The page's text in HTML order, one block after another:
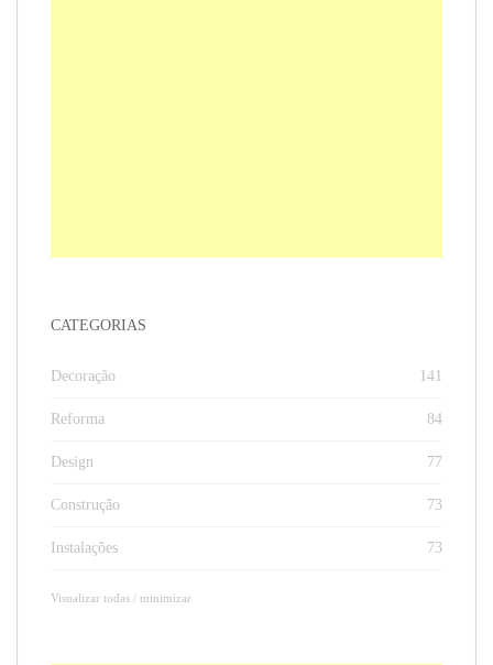
CATEGORIAS
Decoração 141
Reforma 84
Design 77
Construção 73
Instalações 73
Visualizar todas / minimizar